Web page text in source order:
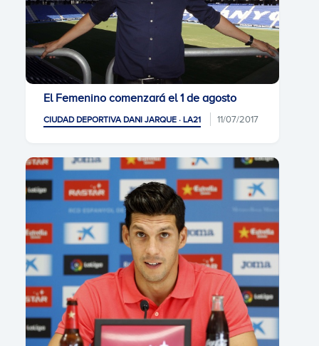
El Femenino comenzará el 1 de agosto
CIUDAD DEPORTIVA DANI JARQUE · LA21 11/07/2017